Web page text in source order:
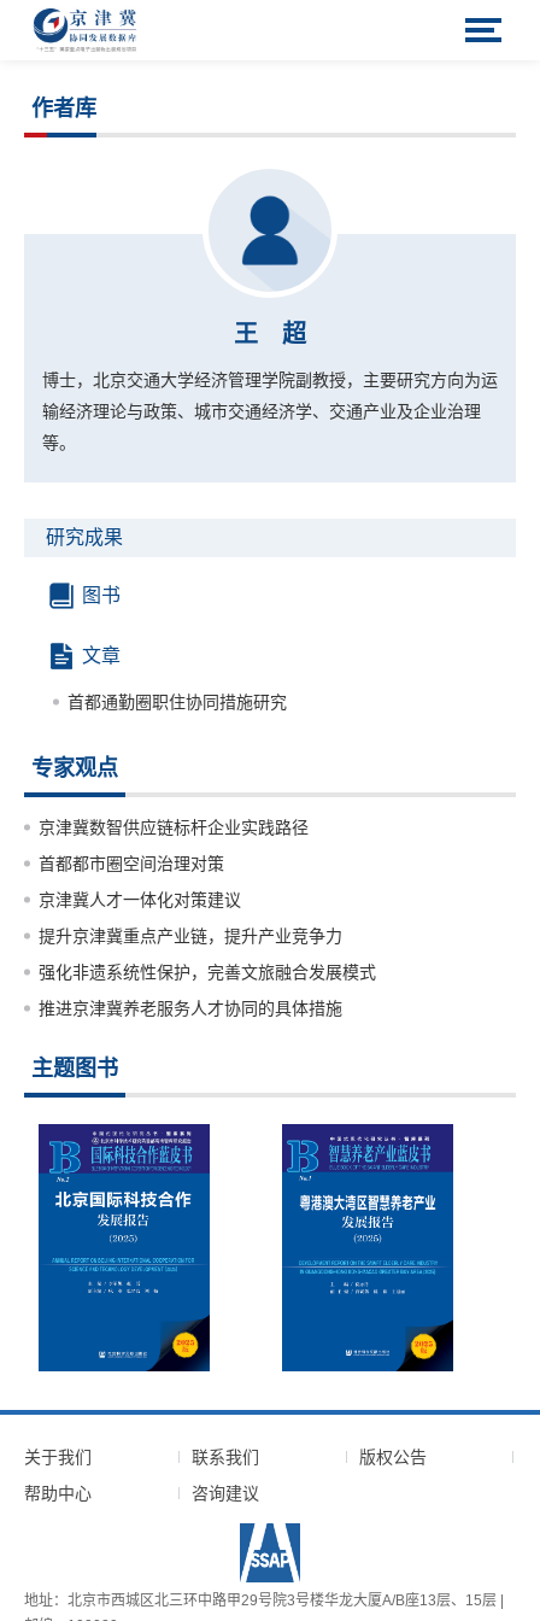
作者库
王 超
博士，北京交通大学经济管理学院副教授，主要研究方向为运
输经济理论与政策、城市交通经济学、交通产业及企业治理
等。
研究成果
图书
文章
首都通勤圈职住协同措施研究
专家观点
京津冀数智供应链标杆企业实践路径
首都都市圈空间治理对策
京津冀人才一体化对策建议
提升京津冀重点产业链，提升产业竞争力
强化非遗系统性保护，完善文旅融合发展模式
推进京津冀养老服务人才协同的具体措施
主题图书
关于我们 联系我们
版权公告
帮助中心
咨询建议
地址：北京市西城区北三环中路甲29号院3号楼华龙大厦A/B座13层、15层 |